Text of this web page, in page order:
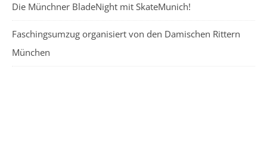
Die Münchner BladeNight mit SkateMunich!
Faschingsumzug organisiert von den Damischen Rittern
München